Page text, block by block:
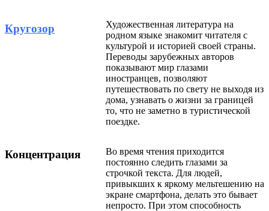
Кругозор
Художественная литература на
родном языке знакомит читателя с
культурой и историей своей страны.
Переводы зарубежных авторов
показывают мир глазами
иностранцев, позволяют
путешествовать по свету не выходя из
дома, узнавать о жизни за границей
то, что не заметно в туристической
поездке.
Концентрация
Во время чтения приходится
постоянно следить глазами за
строчкой текста. Для людей,
привыкших к яркому мельтешению на
экране смартфона, делать это бывает
непросто. При этом способность